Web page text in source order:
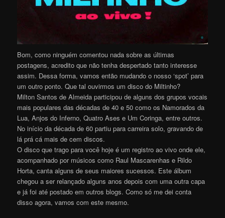
Bom, como ninguém comentou nada sobre as últimas
postagens, acredito que não tenha despertado tanto interesse
assim. Dessa forma, vamos então mudando o nosso ‘spot’ para
um outro ponto. Que tal ouvirmos um disco do Miltinho?
Milton Santos de Almeida participou de alguns dos grupos vocais
mais populares das décadas de 40 e 50 como os Namorados da
Lua, Anjos do Inferno, Quatro Ases e Um Coringa, entre outros.
No início da década de 60 partiu para carreira solo, gravando de
lá prá cá mais de cem discos.
O disco que trago para você hoje é um registro ao vivo onde ele,
acompanhado por músicos como Raul Mascarenhas e Rildo
Horta, canta alguns de seus maiores sucessos. Este álbum
chegou a ser relançado alguns anos depois com uma outra capa
e já foi até postado em outros blogs. Como só me dei conta
disso agora, vamos com este mesmo.